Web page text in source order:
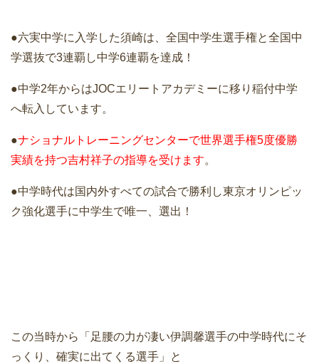
●六実中学に入学した須崎は、全国中学生選手権と全国中
学選抜で3連覇し中学6連覇を達成！
●中学2年からはJOCエリートアカデミーに移り稲付中学
へ転入しています。
●ナショナルトレーニングセンターで世界選手権5度優勝
実績を持つ吉村祥子の指導を受けます。
●中学時代は国内外すべての試合で勝利し東京オリンピッ
ク強化選手に中学生で唯一、選出！
この当時から「足腰の力が凄い伊調馨選手の中学時代にそ
っくり、確実に出てくる選手」と